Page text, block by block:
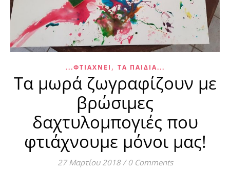
...ΦΤΙΆΧΝΕΙ , ΤΑ ΠΑΙΔΊΑ...
Τα μωρά ζωγραφίζουν με
βρώσιμες
δαχτυλομπογιές που
φτιάχνουμε μόνοι μας!
27 Μαρτίου 2018 / 0 Comments